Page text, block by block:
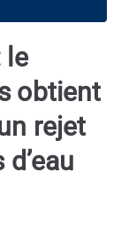
le
obtient
rejet